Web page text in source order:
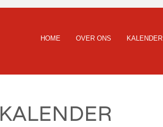
HOME OVER ONS KALENDER
KALENDER